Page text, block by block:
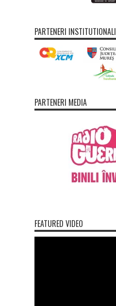
PARTENERI INSTITUTIONALI
PARTENERI MEDIA
FEATURED VIDEO